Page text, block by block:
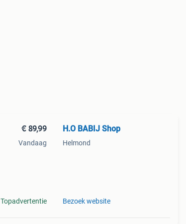
€ 89,99
Vandaag
Topadvertentie
H.O BABIJ Shop
Helmond
Bezoek website